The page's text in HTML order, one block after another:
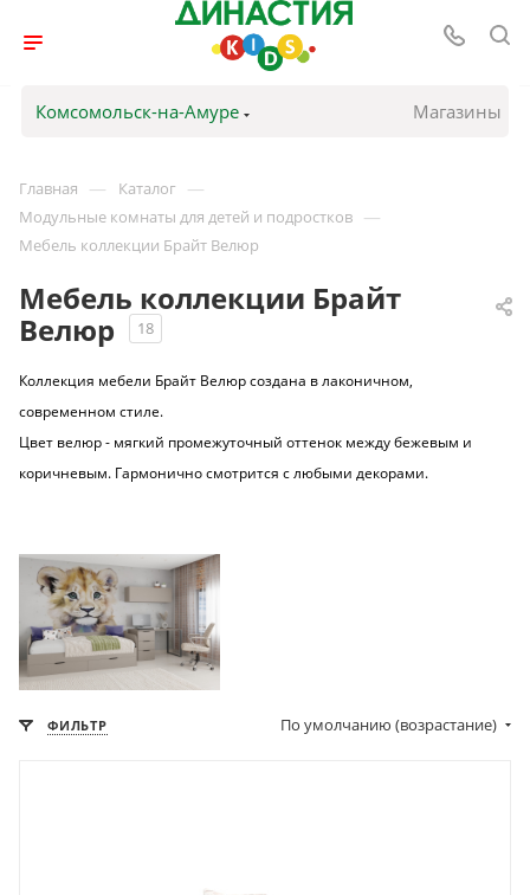
Комсомольск-на-Амуре Магазины
Главная — Каталог —
Модульные комнаты для детей и подростков —
Мебель коллекции Брайт Велюр
Мебель коллекции Брайт
Велюр
18
Коллекция мебели Брайт Велюр создана в лаконичном,
современном стиле.
Цвет велюр - мягкий промежуточный оттенок между бежевым и
коричневым. Гармонично смотрится с любыми декорами.
ФИЛЬТР По умолчанию (возрастание)